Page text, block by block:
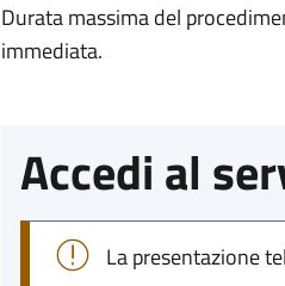
Durata massima del
immediata.
Accedi al
La presentazione